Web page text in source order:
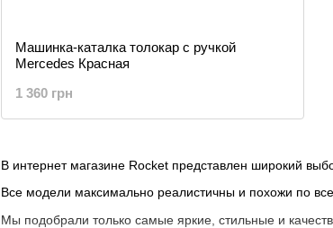
В интернет магазине Rocket представлен широкий
Все модели максимально реалистичны и похожи по
Мы подобрали только самые яркие, стильные и
Машинка-каталка толокар с ручкой
Mercedes Красная
1 360 грн